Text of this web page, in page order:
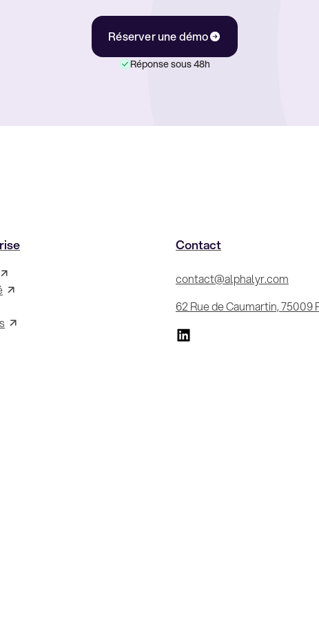
Réserver une démo
Réponse sous 48h
Contact
contact@alphalyr.com
62 Rue de Caumartin, 75009